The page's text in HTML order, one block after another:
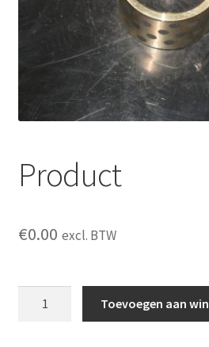
Product
€0.00 excl. BTW
Toevoegen aan